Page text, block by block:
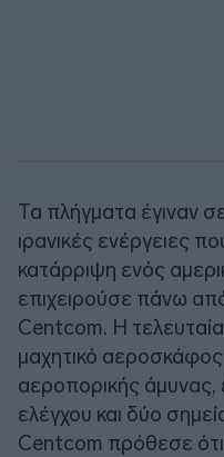
Τα πλήγματα έγιναν
ιρανικές ενέργειες
κατάρριψη ενός
επιχειρούσε πάνω
Centcom. Η τελευταία
μαχητικό
αεροπορικής άμυνας,
ελέγχου και δύο
Centcom πρόθεσε ότι